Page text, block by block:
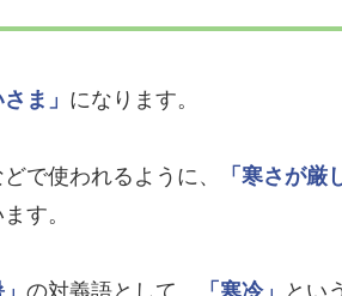
ま」 になります。
で使われるように、
「寒さが厳
す。